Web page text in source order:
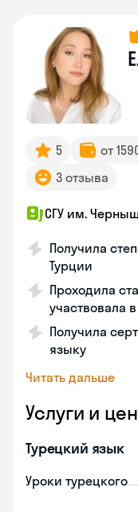
5 от
3 отзыва
СГУ им.
Получила
Турции
Проходила
участвовала
Получила
языку
Читать дальше
Услуги и
Турецкий язык
Уроки турецкого